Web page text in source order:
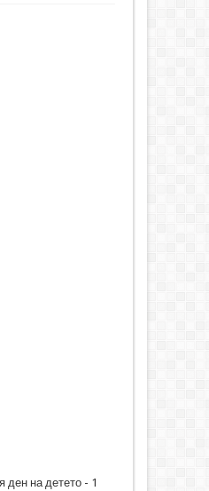
на детето - 1